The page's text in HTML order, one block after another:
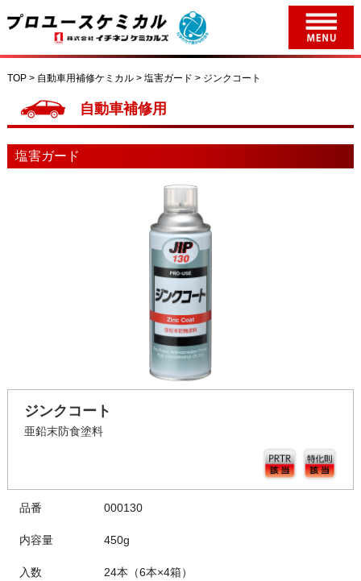
TOP > 自動車用補修ケミカル > 塩害ガード > ジンクコート
自動車補修用
塩害ガード
ジンクコート
亜鉛末防食塗料
品番 000130
内容量 450g
入数 24本（6本×4箱）